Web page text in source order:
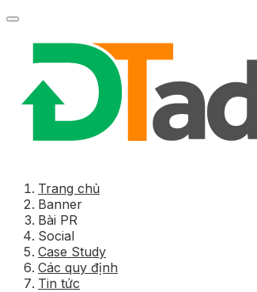
Trang chủ
Banner
Bài PR
Social
Case Study
Các quy định
Tin tức